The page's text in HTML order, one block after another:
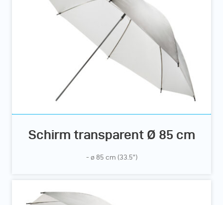
Schirm transparent Ø 85 cm
- ø 85 cm (33.5”)